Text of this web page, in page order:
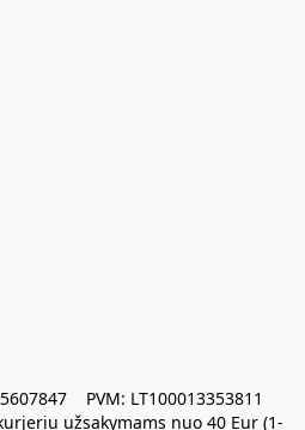
PVM: LT100013353811
užsakymams nuo 40 Eur (1-